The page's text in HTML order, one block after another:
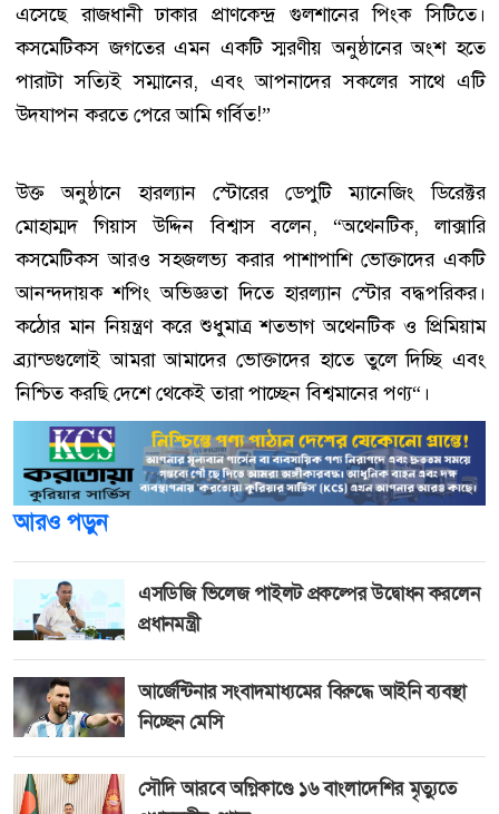
এসেছে রাজধানী ঢাকার প্রাণকেন্দ্র গুলশানের পিংক সিটিতে।
কসমেটিকস জগতের এমন একটি স্মরণীয় অনুষ্ঠানের অংশ হতে
পারাটা সত্যিই সম্মানের, এবং আপনাদের সকলের সাথে এটি
উদযাপন করতে পেরে আমি গর্বিত!”
উক্ত অনুষ্ঠানে হারল্যান স্টোরের ডেপুটি ম্যানেজিং ডিরেক্টর
মোহাম্মদ গিয়াস উদ্দিন বিশ্বাস বলেন, “অথেনটিক, লাক্সারি
কসমেটিকস আরও সহজলভ্য করার পাশাপাশি ভোক্তাদের একটি
আনন্দদায়ক শপিং অভিজ্ঞতা দিতে হারল্যান স্টোর বদ্ধপরিকর।
কঠোর মান নিয়ন্ত্রণ করে শুধুমাত্র শতভাগ অথেনটিক ও প্রিমিয়াম
ব্র্যান্ডগুলোই আমরা আমাদের ভোক্তাদের হাতে তুলে দিচ্ছি এবং
নিশ্চিত করছি দেশে থেকেই তারা পাচ্ছেন বিশ্বমানের পণ্য“।
আরও পড়ুন
এসডিজি ভিলেজ পাইলট প্রকল্পের উদ্বোধন করলেন
প্রধানমন্ত্রী
আর্জেন্টিনার সংবাদমাধ্যমের বিরুদ্ধে আইনি ব্যবস্থা
নিচ্ছেন মেসি
সৌদি আরবে অগ্নিকাণ্ডে ১৬ বাংলাদেশির মৃত্যুতে